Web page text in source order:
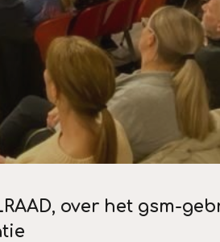
over het gsm-